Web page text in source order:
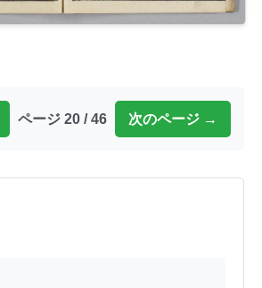
ページ 20 / 46 次のページ →